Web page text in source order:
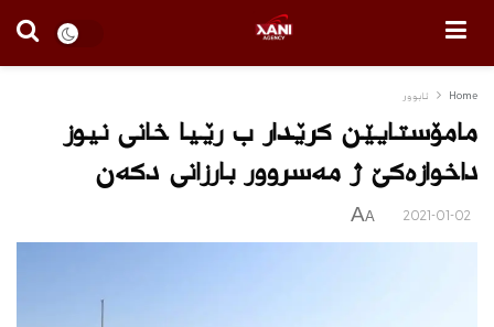
Home ئابوور
مامۆستایێن کرێدار ب رێیا خانی نیوز
داخوازەکێ ژ مەسروور بارزانی دکەن
2021-01-02
A
A